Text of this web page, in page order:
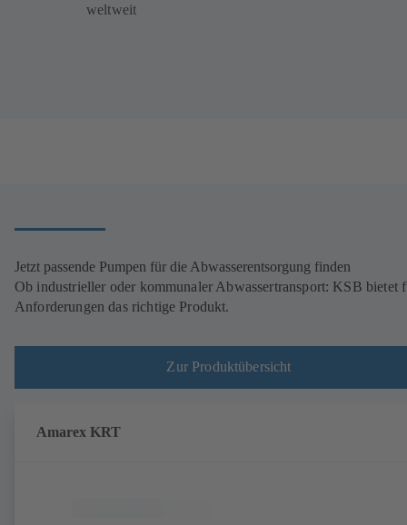
weltweit
Jetzt passende Pumpen für die Abwasserentsorgung finden
Ob industrieller oder kommunaler Abwassertransport: KSB bietet
Anforderungen das richtige Produkt.
Zur Produktübersicht
Amarex KRT